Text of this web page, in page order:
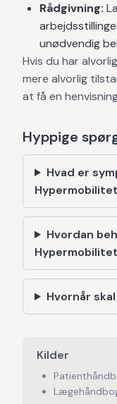
Rådgivning:
unødvendig
Hvis du har
mere alvorlig
at få en
Hyppige
Hvad er
Hvordan
Hvornår
Kilder